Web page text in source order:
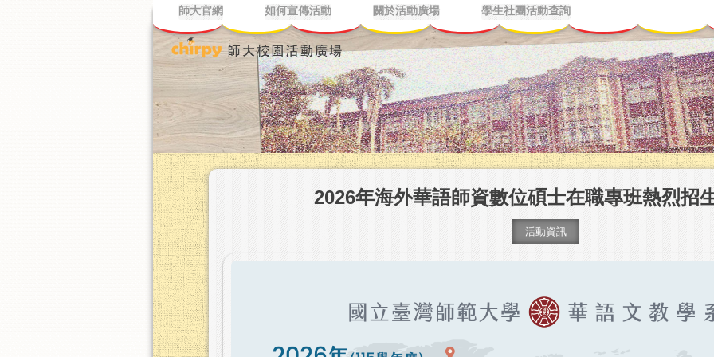
師大官網 如何宣傳活動 關於活動廣場 學生社團活動查詢
2026年海外華語師資數位碩士在職專班熱烈招
活動資訊